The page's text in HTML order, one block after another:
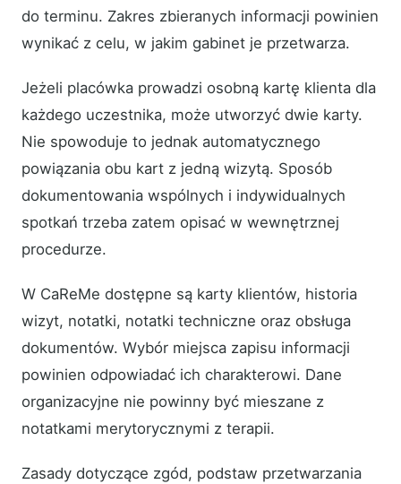
do terminu. Zakres zbieranych informacji powinien
wynikać z celu, w jakim gabinet je przetwarza.
Jeżeli placówka prowadzi osobną kartę klienta dla
każdego uczestnika, może utworzyć dwie karty.
Nie spowoduje to jednak automatycznego
powiązania obu kart z jedną wizytą. Sposób
dokumentowania wspólnych i indywidualnych
spotkań trzeba zatem opisać w wewnętrznej
procedurze.
W CaReMe dostępne są karty klientów, historia
wizyt, notatki, notatki techniczne oraz obsługa
dokumentów. Wybór miejsca zapisu informacji
powinien odpowiadać ich charakterowi. Dane
organizacyjne nie powinny być mieszane z
notatkami merytorycznymi z terapii.
Zasady dotyczące zgód, podstaw przetwarzania